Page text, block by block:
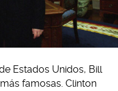
Estados Unidos, Bill
famosas. Clinton